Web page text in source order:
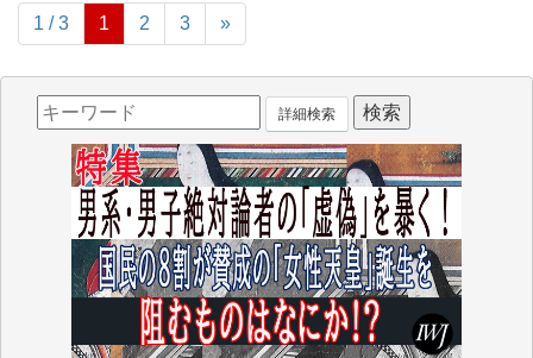
1 / 3 1 2 3 »
詳細検索